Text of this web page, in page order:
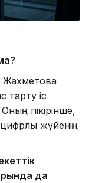
Жахметова
тарту іс
пікірінше,
жүйенің
да